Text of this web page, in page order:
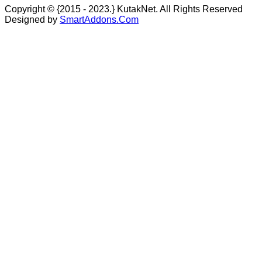
Copyright © {2015 - 2023.} KutakNet. All Rights Reserved
Designed by SmartAddons.Com